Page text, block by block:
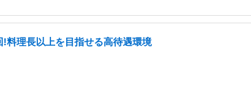
料理長以上を目指せる高待遇環境